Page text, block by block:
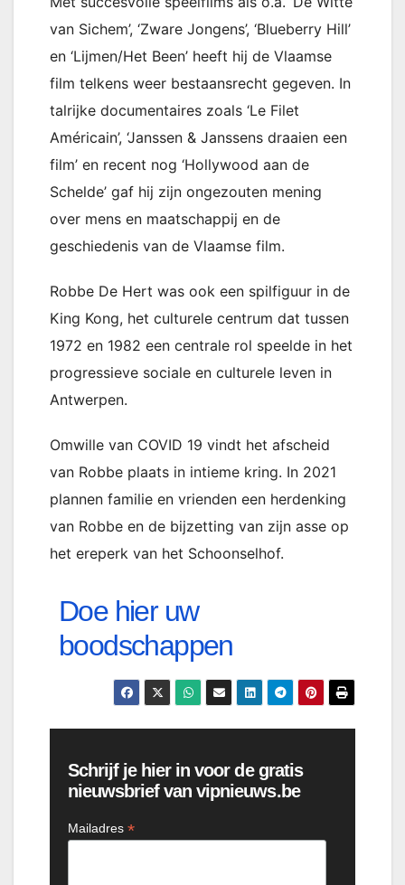
van Sichem’, ‘Zware Jongens’, ‘Blueberry Hill’
en ‘Lijmen/Het Been’ heeft hij de Vlaamse
film telkens weer bestaansrecht gegeven. In
talrijke documentaires zoals ‘Le Filet
Américain’, ‘Janssen & Janssens draaien een
film’ en recent nog ‘Hollywood aan de
Schelde’ gaf hij zijn ongezouten mening
over mens en maatschappij en de
geschiedenis van de Vlaamse film.
Robbe De Hert was ook een spilfiguur in de
King Kong, het culturele centrum dat tussen
1972 en 1982 een centrale rol speelde in het
progressieve sociale en culturele leven in
Antwerpen.
Omwille van COVID 19 vindt het afscheid
van Robbe plaats in intieme kring. In 2021
plannen familie en vrienden een herdenking
van Robbe en de bijzetting van zijn asse op
het ereperk van het Schoonselhof.
Doe hier uw
boodschappen
Schrijf je hier in voor de gratis
nieuwsbrief van vipnieuws.be
Mailadres *